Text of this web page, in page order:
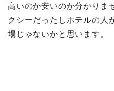
高いのか安いのか分かりま
クシーだったしホテルの人
場じゃないかと思います。